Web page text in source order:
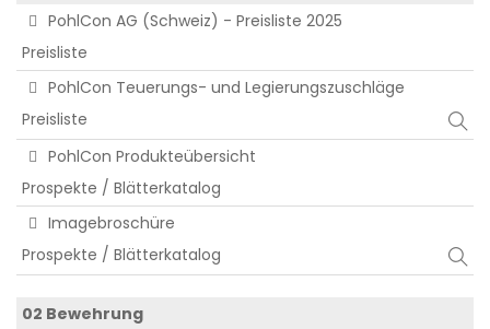
PohlCon AG (Schweiz) - Preisliste 2025
Preisliste
PohlCon Teuerungs- und Legierungszuschläge
Preisliste
PohlCon Produkteübersicht
Prospekte / Blätterkatalog
Imagebroschüre
Prospekte / Blätterkatalog
02 Bewehrung